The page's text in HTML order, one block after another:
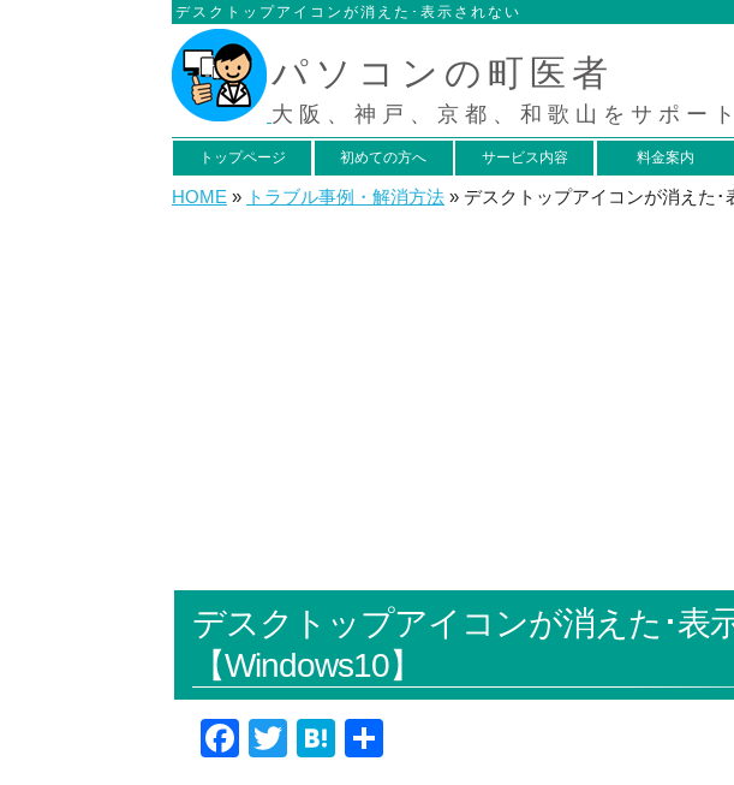
デスクトップアイコンが消えた･表示されない
パソコンの町医者
大阪、神戸、京都、和歌山をサポート
トップページ 初めての方へ サービス内容 料金案内
HOME » トラブル事例・解消方法 » デスクトップアイコンが消えた･
デスクトップアイコンが消えた･表
【Windows10】
F
T
H